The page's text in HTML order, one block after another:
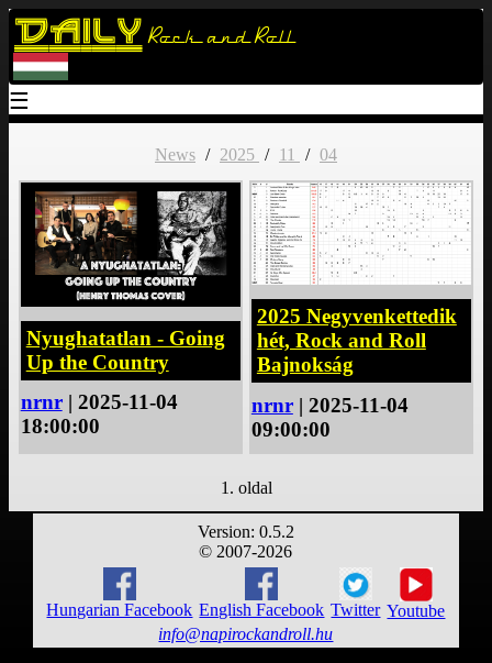
Daily Rock and Roll
☰
News / 2025 / 11 / 04
Nyughatatlan - Going
Up the Country
nrnr| 2025-11-04
18:00:00
2025 Negyvenkettedik
hét, Rock and Roll
Bajnokság
nrnr| 2025-11-04
09:00:00
1. oldal
Version: 0.5.2
© 2007-2026
Hungarian Facebook English Facebook Twitter Youtube
info@napirockandroll.hu